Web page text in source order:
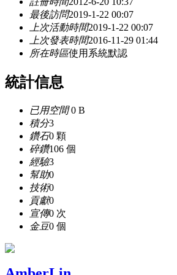
最後訪問2019-1-22 00:07
上次活動時間2019-1-22 00:07
上次發表時間2016-11-29 01:44
所在時區使用系統默認
統計信息
已用空間0 B
積分3
鑽石0 顆
碎鑽106 個
經驗3
幫助0
技術0
貢獻0
宣傳0 次
金豆0 個